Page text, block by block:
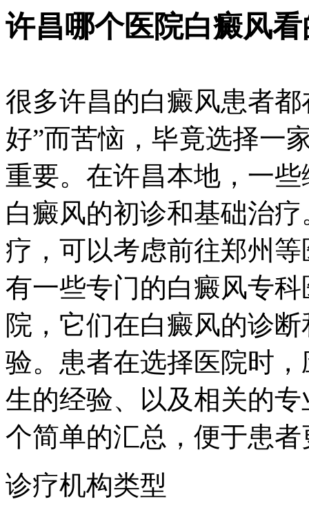
许昌哪个医院白癜风
很多许昌的白癜风患者
好”而苦恼，毕竟选择一
重要。在许昌本地，一
白癜风的初诊和基础治
疗，可以考虑前往郑州
有一些专门的白癜风专
院，它们在白癜风的诊
验。患者在选择医院时
生的经验、以及相关的
个简单的汇总，便于患
诊疗机构类型